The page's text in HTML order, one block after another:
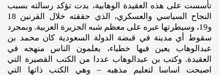
تأسست على هذه العقيدة الوهابية، بدت تؤكد رسالته بسبب
النجاح السياسي والعسكري، الذي حققته خلال القرنين 18
و19، وسيطرتها عبره على معظم شبه الجزيرة العربية. وبمجرد
سقوط أي مدينة في قبضة الدولة السعودية كان محمد بن
عبدالوهاب يعين فيها خطباء، يعلمون الناس منهجه في
العقيدة. وكتب بن عبدالوهاب عددا من الكتب القصيرة التي
اصبحت اساسا لتعليم مذهبه – وهي الكتب ذاتها التي